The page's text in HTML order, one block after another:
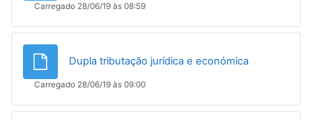
Carregado 28/06/19 às 08:59
Dupla tributação jurídica e económicaFicheiro
Carregado 28/06/19 às 09:00